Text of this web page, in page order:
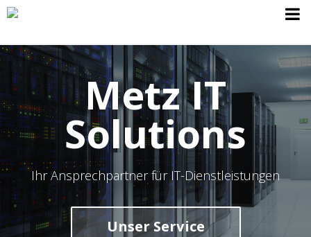

Metz IT
Solutions
Ihr Ansprechpartner für IT-Dienstleistungen
Unser Service